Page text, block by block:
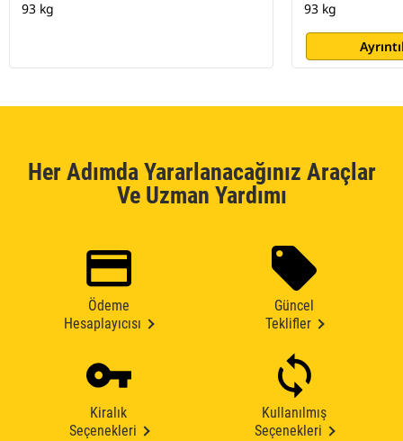
93 kg 93 kg
Her Adımda Yararlanacağınız Araçlar
Ve Uzman Yardımı
Ödeme
Hesaplayıcısı
Güncel
Teklifler
Kiralık
Seçenekleri
Kullanılmış
Seçenekleri